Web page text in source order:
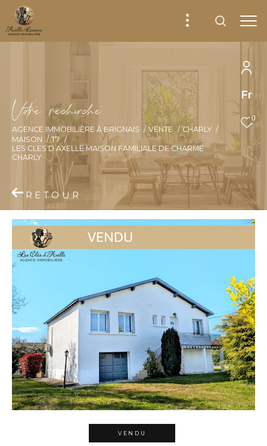
Fr
0
Vore recece
AGENCE IMMOBILIÈRE À BRIGNAIS VENTE
CHARLY
MAISON
T7
LES CLES D AXELLE MAISON FAMILIALE DE CHARME
CHARLY
RETOUR
VENDU